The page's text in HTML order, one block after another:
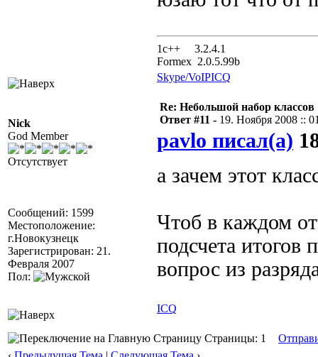
1с++ 3.2.4.1
Formex 2.0.5.99b
Skype/VoIPICQ
Nick
God Member
Отсутствует
Сообщений: 1599
Местоположение:
г.Новокузнецк
Зарегистрирован: 21.
Февраля 2007
Пол:
Re: Небольшой набор классов
Ответ #11 - 19. Ноября 2008 ::
pavlo писал(а)
а зачем этот
Чтоб в каждом
подсчета итогов
вопрос из
ICQ
Страницы: 1